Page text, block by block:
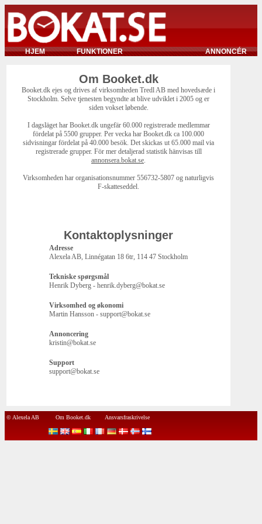
HJEM FUNKTIONER ANNONCÉR
Om Booket.dk
Booket.dk ejes og drives af virksomheden Tredl AB med hovedsæde i
Stockholm. Selve tjenesten begyndte at blive udviklet i 2005 og er
siden vokset løbende.
I dagsläget har Booket.dk ungefär 60.000 registrerade medlemmar
fördelat på 5500 grupper. Per vecka har Booket.dk ca 100.000
sidvisningar fördelat på 40.000 besök. Det skickas ut 65.000 mail via
registrerade grupper. För mer detaljerad statistik hänvisas till
annonsera.bokat.se.
Virksomheden har organisationsnummer 556732-5807 og naturligvis
F-skatteseddel.
Kontaktoplysninger
Adresse
Alexela AB, Linnégatan 18 6tr, 114 47 Stockholm
Tekniske spørgsmål
Henrik Dyberg - henrik.dyberg@bokat.se
Virksomhed og økonomi
Martin Hansson - support@bokat.se
Annoncering
kristin@bokat.se
Support
support@bokat.se
© Alexela AB Om Booket.dk Ansvarsfraskrivelse